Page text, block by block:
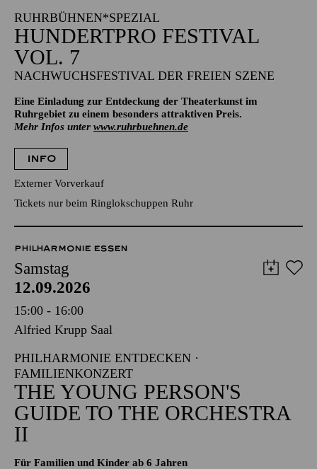
RUHRBÜHNEN*SPEZIAL
HUNDERTPRO FESTIVAL
VOL. 7
NACHWUCHSFESTIVAL DER FREIEN SZENE
Eine Einladung zur Entdeckung der Theaterkunst im
Ruhrgebiet zu einem besonders attraktiven Preis.
Mehr Infos unter www.ruhrbuehnen.de
INFO
Externer Vorverkauf
Tickets nur beim Ringlokschuppen Ruhr
PHILHARMONIE ESSEN
Samstag
12.09.2026
15:00 - 16:00
Alfried Krupp Saal
PHILHARMONIE ENTDECKEN ·
FAMILIENKONZERT
THE YOUNG PERSON'S
GUIDE TO THE ORCHESTRA
II
Für Familien und Kinder ab 6 Jahren